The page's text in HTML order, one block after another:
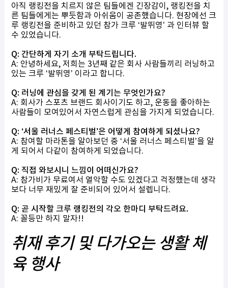
아직 랭킹전을 치르지 않은 팀들에겐 긴장감이, 랭킹전을 치
른 팀들에게는 뿌듯함과 아쉬움이 공존했습니다. 현장에선 크
루 랭킹전을 준비하고 있던 참가 크루 ‘발뛰영’ 과 인터뷰 할
수 있었습니다.
Q: 간단하게 자기 소개 부탁드립니다.
A: 안녕하세요, 저희는 3년째 같은 회사 사람들끼리 러닝하고
있는 크루 ‘발뛰영’ 이라고 합니다.
Q: 러닝에 관심을 갖게 된 계기는 무엇인가요?
A: 회사가 스포츠 브랜드 회사이기도 하고, 운동을 좋아하는
사람들이 모여있어서 자연스럽게 관심을 가지게 되었습니다.
Q: ‘서울 러너스 페스티벌’은 어떻게 참여하게 되셨나요?
A: 참여할 마라톤을 알아보던 중 ‘서울 러너스 페스티벌’을 알
게 되어서 다같이 참여하게 되었습니다.
Q: 직접 와보시니 느낌이 어떠신가요?
A: 참가비가 무료여서 열악할 수도 있겠다고 걱정했는데 생각
보다 너무 재밌게 잘 준비되어 있어서 설렙니다.
Q: 곧 시작할 크루 랭킹전의 각오 한마디 부탁드려요.
A: 꼴등만 하지 말자!!
취재 후기 및 다가오는 생활 체
육 행사